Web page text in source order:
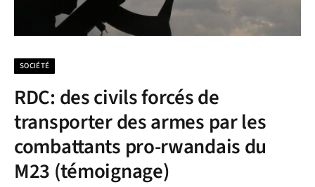
SOCIÉTÉ
RDC: des civils forcés de
transporter des armes par les
combattants pro-rwandais du
M23 (témoignage)